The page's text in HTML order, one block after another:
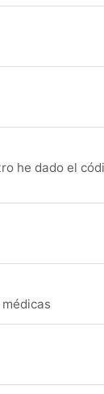
he dado el